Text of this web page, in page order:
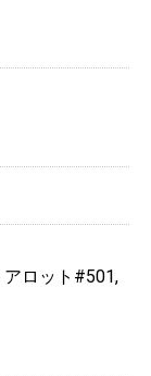
アロット#501,